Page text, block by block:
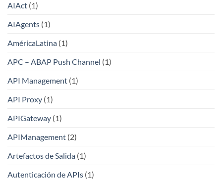
AIAct (1)
AIAgents (1)
AméricaLatina (1)
APC – ABAP Push Channel (1)
API Management (1)
API Proxy (1)
APIGateway (1)
APIManagement (2)
Artefactos de Salida (1)
Autenticación de APIs (1)